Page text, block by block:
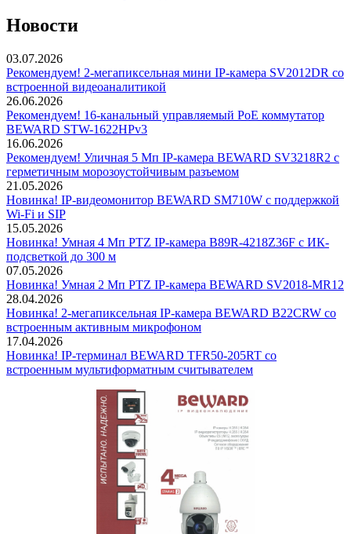
Новости
03.07.2026
Рекомендуем! 2-мегапиксельная мини IP-камера SV2012DR со
встроенной видеоаналитикой
26.06.2026
Рекомендуем! 16-канальный управляемый PoE коммутатор
BEWARD STW-1622HPv3
16.06.2026
Рекомендуем! Уличная 5 Мп IP-камера BEWARD SV3218R2 с
герметичным морозоустойчивым разъемом
21.05.2026
Новинка! IP-видеомонитор BEWARD SM710W с поддержкой
Wi-Fi и SIP
15.05.2026
Новинка! Умная 4 Мп PTZ IP-камера B89R-4218Z36F с ИК-
подсветкой до 300 м
07.05.2026
Новинка! Умная 2 Мп PTZ IP-камера BEWARD SV2018-MR12
28.04.2026
Новинка! 2-мегапиксельная IP-камера BEWARD B22CRW со
встроенным активным микрофоном
17.04.2026
Новинка! IP-терминал BEWARD TFR50-205RT со
встроенным мультиформатным считывателем